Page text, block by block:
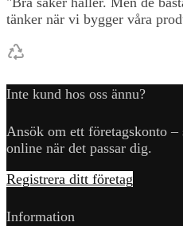
tänker när vi bygger våra
Inte kund hos oss ännu?
Ansök om ett företagskonto
online när det passar dig.
Registrera ditt företag
Information